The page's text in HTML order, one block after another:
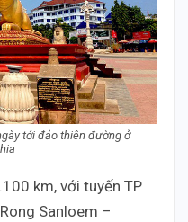
tới đảo thiên đường ở
km, với tuyến TP
Sanloem –